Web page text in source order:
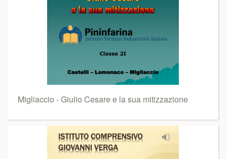
Migliaccio - Giulio Cesare e la sua mitizzazione